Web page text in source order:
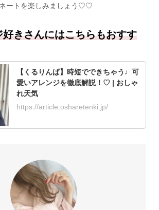
ネートを楽しみましょう♡♡
きさんにはこちらもおすす
【くるりんぱ】時短でできちゃう♩可
愛いアレンジを徹底解説！♡ | おしゃ
れ天気
https://article.osharetenki.jp/